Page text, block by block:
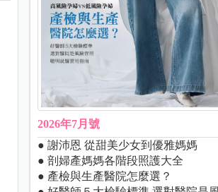
2026年7月號
● 謝沛恩 從甜美少女到優雅媽媽
● 剖婦產媽媽各階段照護大全
● 產檢與生產醫院怎麼選？